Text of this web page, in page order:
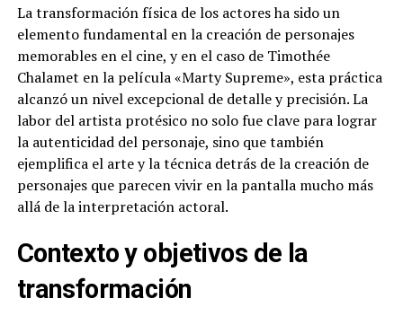
La transformación física de los actores ha sido un
elemento fundamental en la creación de personajes
memorables en el cine, y en el caso de Timothée
Chalamet en la película «Marty Supreme», esta práctica
alcanzó un nivel excepcional de detalle y precisión. La
labor del artista protésico no solo fue clave para lograr
la autenticidad del personaje, sino que también
ejemplifica el arte y la técnica detrás de la creación de
personajes que parecen vivir en la pantalla mucho más
allá de la interpretación actoral.
Contexto y objetivos de la
transformación